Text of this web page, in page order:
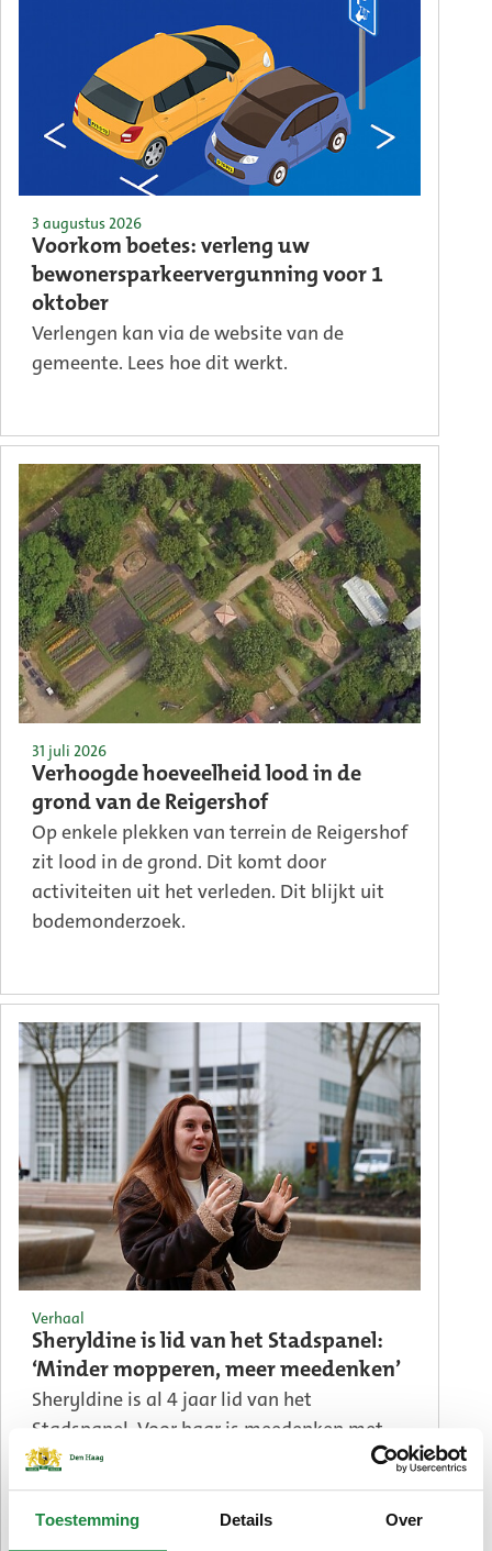
Toestemming Details Over
Voorkom boetes: verleng uw
bewonersparkeervergunning voor 1
oktober
3 augustus 2026
Verlengen kan via de website van de
gemeente. Lees hoe dit werkt.
Verhoogde hoeveelheid lood in de
grond van de Reigershof
31 juli 2026
Op enkele plekken van terrein de Reigershof
zit lood in de grond. Dit komt door
activiteiten uit het verleden. Dit blijkt uit
bodemonderzoek.
Sheryldine is lid van het Stadspanel:
‘Minder mopperen, meer meedenken’
Verhaal
Sheryldine is al 4 jaar lid van het
Stadspanel. Voor haar is meedenken met
de stad vanzelfsprekend. Ook meedenken?
Meld u aan.